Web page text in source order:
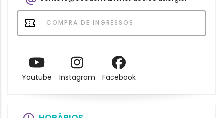
COMPRA DE INGRESSOS
Youtube Instagram Facebook